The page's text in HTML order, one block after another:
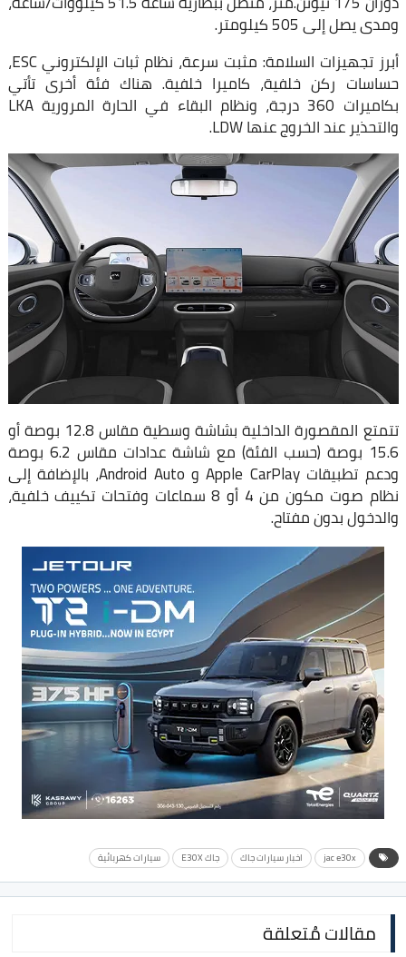
ومدى يصل إلى 505 كيلومتر.
أبرز تجهيزات السلامة: مثبت سرعة، نظام ثبات الإلكتروني ESC،
حساسات ركن خلفية، كاميرا خلفية. هناك فئة أخرى تأتي
بكاميرات 360 درجة، ونظام البقاء في الحارة المرورية LKA
والتحذير عند الخروج عنها LDW.
تتمتع المقصورة الداخلية بشاشة وسطية مقاس 12.8 بوصة أو
15.6 بوصة (حسب الفئة) مع شاشة عدادات مقاس 6.2 بوصة
ودعم تطبيقات Apple CarPlay و Android Auto، بالإضافة إلى
نظام صوت مكون من 4 أو 8 سماعات وفتحات تكييف خلفية،
والدخول بدون مفتاح.
jac e30x اخبار سيارات جاك جاك E30X سيارات كهربائية
مقالات مُتعلقة